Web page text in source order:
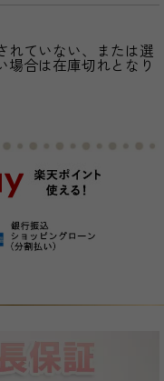
ていない、または選
場合は在庫切れとなり